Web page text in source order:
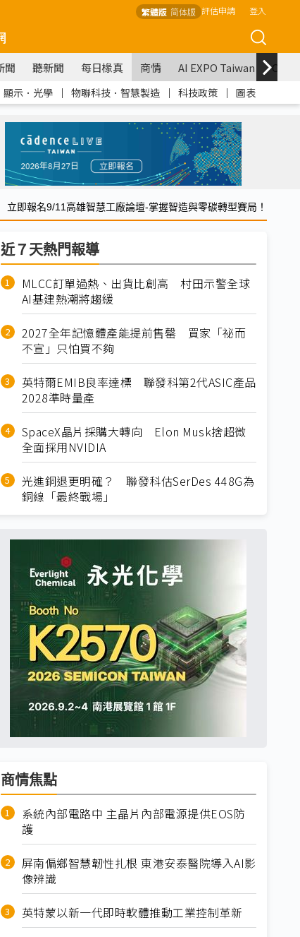
繁體版 简体版 評估申請 登入
聞 聽新聞 每日椽真 商情 AI EXPO Taiwan
顯示．光學 ｜ 物聯科技．智慧製造 ｜ 科技政策 ｜ 圖表
立即報名9/11高雄智慧工廠論壇-掌握智造與零碳轉型賽局！
近７天熱門報導
MLCC訂單過熱、出貨比創高 村田示警全球
AI基建熱潮將趨緩
2027全年記憶體產能提前售罄 買家「祕而
不宣」只怕買不夠
英特爾EMIB良率達標 聯發科第2代ASIC產品
2028準時量產
SpaceX晶片採購大轉向 Elon Musk捨超微
全面採用NVIDIA
光進銅退更明確？ 聯發科估SerDes 448G為
銅線「最終戰場」
商情焦點
系統內部電路中 主晶片內部電源提供EOS防
護
屏南偏鄉智慧韌性扎根 東港安泰醫院導入AI影
像辨識
英特蒙以新一代即時軟體推動工業控制革新